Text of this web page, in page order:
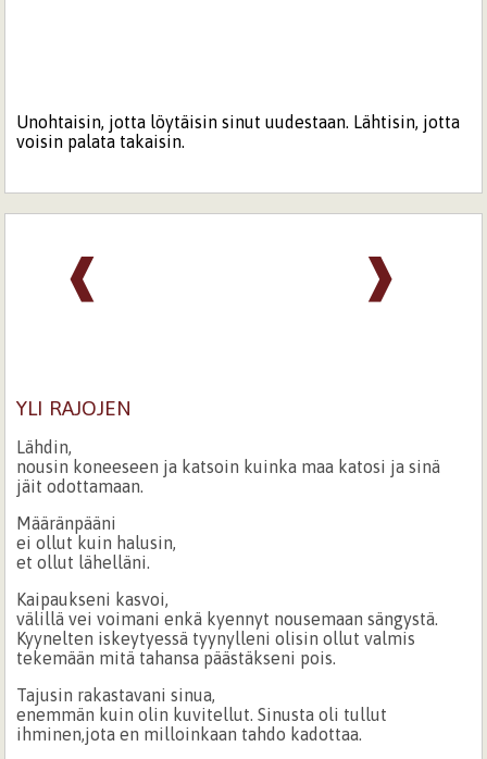
Unohtaisin, jotta löytäisin sinut uudestaan. Lähtisin, jotta
voisin palata takaisin.
❱
❰
YLI RAJOJEN
Lähdin,
nousin koneeseen ja katsoin kuinka maa katosi ja sinä
jäit odottamaan.
Määränpääni
ei ollut kuin halusin,
et ollut lähelläni.
Kaipaukseni kasvoi,
välillä vei voimani enkä kyennyt nousemaan sängystä.
Kyynelten iskeytyessä tyynylleni olisin ollut valmis
tekemään mitä tahansa päästäkseni pois.
Tajusin rakastavani sinua,
enemmän kuin olin kuvitellut. Sinusta oli tullut
ihminen,jota en milloinkaan tahdo kadottaa.